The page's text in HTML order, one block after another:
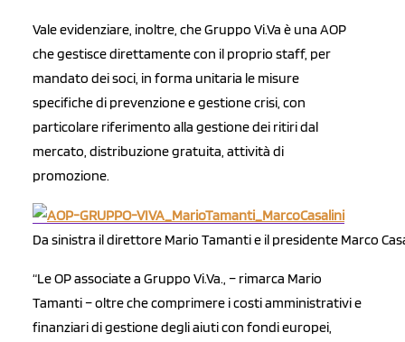
Vale evidenziare, inoltre, che Gruppo Vi.Va è una AOP
che gestisce direttamente con il proprio staff, per
mandato dei soci, in forma unitaria le misure
specifiche di prevenzione e gestione crisi, con
particolare riferimento alla gestione dei ritiri dal
mercato, distribuzione gratuita, attività di
promozione.
Da sinistra il direttore Mario Tamanti e il presidente Marco
“Le OP associate a Gruppo Vi.Va., – rimarca Mario
Tamanti – oltre che comprimere i costi amministrativi e
finanziari di gestione degli aiuti con fondi europei,